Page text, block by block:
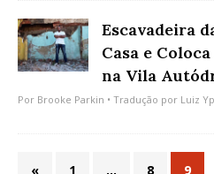
Escavadeira
Casa e
na Vila
Por Brooke Parkin • Tradução por Luiz
« 1 … 8 9